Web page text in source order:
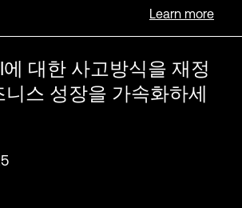
Learn more
대한 사고방식을 재정
스 성장을 가속화하세